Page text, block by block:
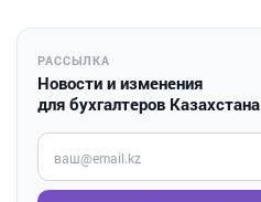
РАССЫЛКА
Новости и изменения
для бухгалтеров Казахстана
Введите ваш e-mail